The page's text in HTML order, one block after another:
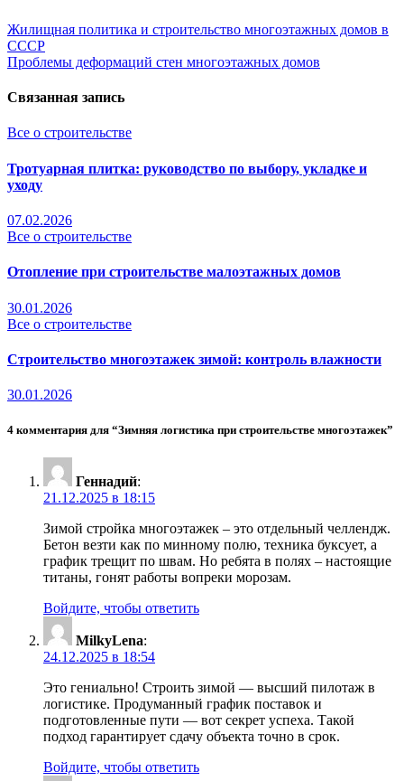
Навигация
по
Жилищная политика и строительство многоэтажных домов в
СССР
Проблемы деформаций стен многоэтажных домов
Связанная запись
Все о строительстве
Тротуарная плитка: руководство по выбору, укладке и
уходу
07.02.2026
Все о строительстве
Отопление при строительстве малоэтажных домов
30.01.2026
Все о строительстве
Строительство многоэтажек зимой: контроль влажности
30.01.2026
4 комментария для “Зимняя логистика при строительстве многоэтажек”
Геннадий:
21.12.2025 в 18:15
Зимой стройка многоэтажек – это отдельный челлендж.
Бетон везти как по минному полю, техника буксует, а
график трещит по швам. Но ребята в полях – настоящие
титаны, гонят работы вопреки морозам.
Войдите, чтобы ответить
MilkyLena:
24.12.2025 в 18:54
Это гениально! Строить зимой — высший пилотаж в
логистике. Продуманный график поставок и
подготовленные пути — вот секрет успеха. Такой
подход гарантирует сдачу объекта точно в срок.
Войдите, чтобы ответить